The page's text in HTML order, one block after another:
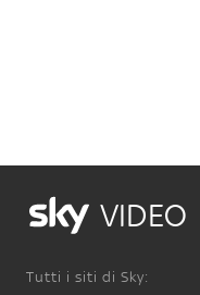
VIDEO
Tutti i siti di Sky: